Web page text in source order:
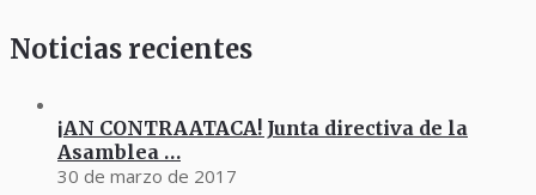
Noticias recientes
¡AN CONTRAATACA! Junta directiva de la
Asamblea …
30 de marzo de 2017